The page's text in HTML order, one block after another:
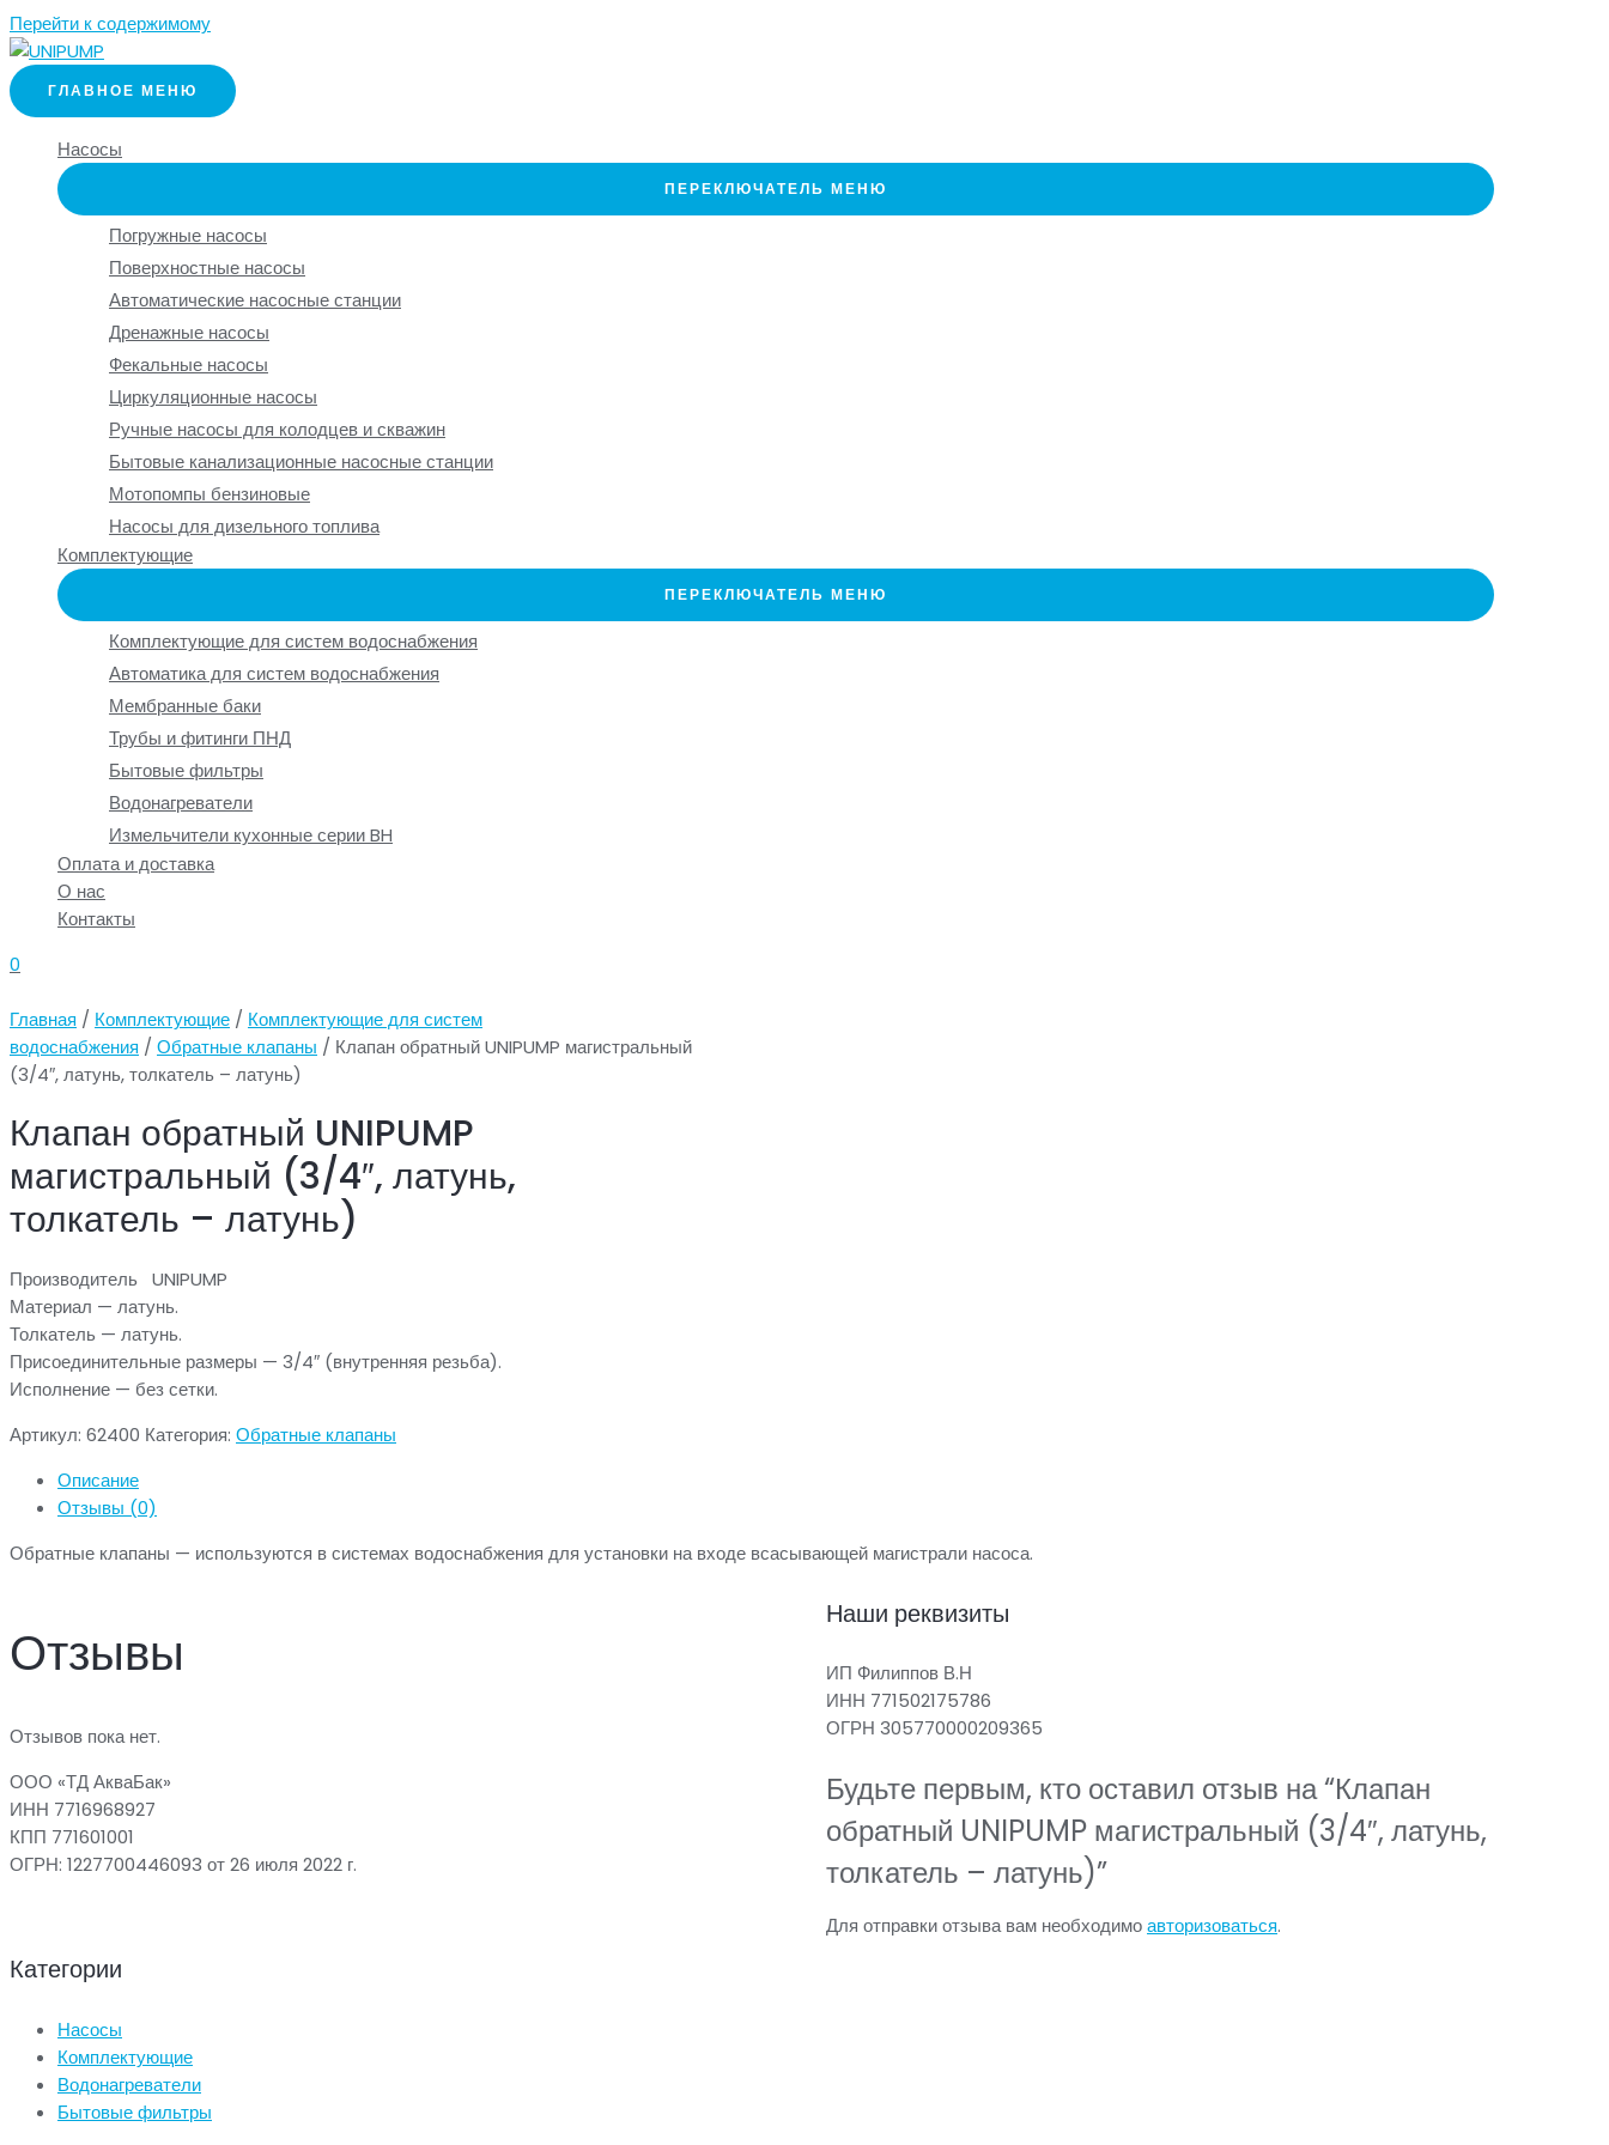
Перейти к содержимому
ГЛАВНОЕ МЕНЮ
Насосы
ПЕРЕКЛЮЧАТЕЛЬ МЕНЮ
Погружные насосы
Поверхностные насосы
Автоматические насосные станции
Дренажные насосы
Фекальные насосы
Циркуляционные насосы
Ручные насосы для колодцев и скважин
Бытовые канализационные насосные станции
Мотопомпы бензиновые
Насосы для дизельного топлива
Комплектующие
ПЕРЕКЛЮЧАТЕЛЬ МЕНЮ
Комплектующие для систем водоснабжения
Автоматика для систем водоснабжения
Мембранные баки
Трубы и фитинги ПНД
Бытовые фильтры
Водонагреватели
Измельчители кухонные серии BH
Оплата и доставка
О нас
Контакты
0
Главная / Комплектующие / Комплектующие для систем
водоснабжения / Обратные клапаны / Клапан обратный UNIPUMP магистральный
(3/4″, латунь, толкатель – латунь)
Клапан обратный UNIPUMP
магистральный (3/4″, латунь,
толкатель – латунь)
Производитель UNIPUMP
Материал — латунь.
Толкатель — латунь.
Присоединительные размеры — 3/4″ (внутренняя резьба).
Исполнение — без сетки.
Артикул: 62400 Категория: Обратные клапаны
Описание
Отзывы (0)
Обратные клапаны — используются в системах водоснабжения для установки на входе всасывающей магистрали насоса.
Отзывы
Отзывов пока нет.
Будьте первым, кто оставил отзыв на “Клапан
обратный UNIPUMP магистральный (3/4″, латунь,
толкатель – латунь)”
Для отправки отзыва вам необходимоавторизоваться.
Наши реквизиты
ИП Филиппов В.Н
ИНН 771502175786
ОГРН 305770000209365
ООО «ТД АкваБак»
ИНН 7716968927
КПП 771601001
ОГРН: 1227700446093 от 26 июля 2022 г.
Категории
Насосы
Комплектующие
Водонагреватели
Бытовые фильтры